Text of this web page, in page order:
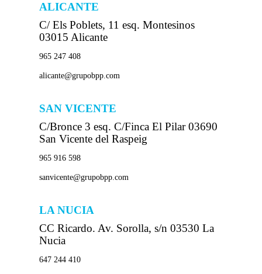
ALICANTE
C/ Els Poblets, 11 esq. Montesinos
03015 Alicante
965 247 408
alicante@grupobpp.com
SAN VICENTE
C/Bronce 3 esq. C/Finca El Pilar 03690
San Vicente del Raspeig
965 916 598
sanvicente@grupobpp.com
LA NUCIA
CC Ricardo. Av. Sorolla, s/n 03530 La
Nucia
647 244 410